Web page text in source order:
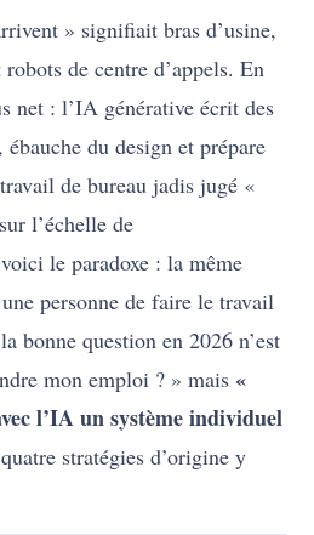
» signifiait bras d’usine,
de centre d’appels. En
net : l’IA générative écrit des
du design et prépare
de bureau jadis jugé «
l’échelle de
le paradoxe : la même
personne de faire le travail
bonne question en 2026 n’est
mon emploi ? » mais«
l’IA un système individuel
stratégies d’origine y